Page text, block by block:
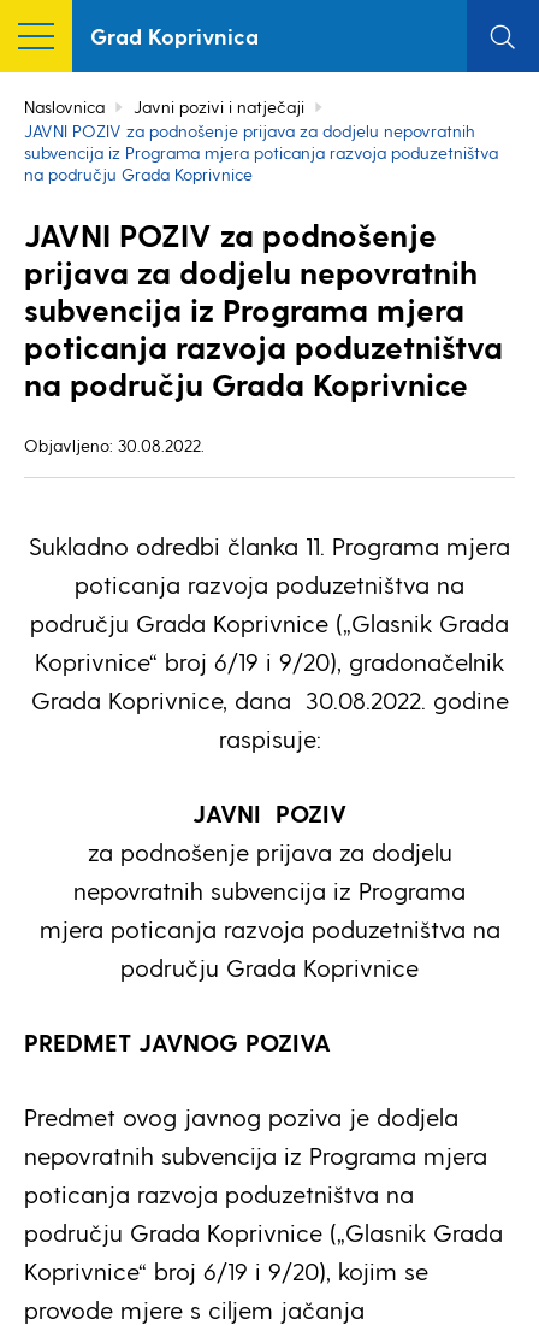
Grad Koprivnica
Naslovnica
Javni pozivi i natječaji
JAVNI POZIV za podnošenje prijava za dodjelu nepovratnih
subvencija iz Programa mjera poticanja razvoja poduzetništva
na području Grada Koprivnice
JAVNI POZIV za podnošenje
prijava za dodjelu nepovratnih
subvencija iz Programa mjera
poticanja razvoja poduzetništva
na području Grada Koprivnice
Objavljeno: 30.08.2022.
Sukladno odredbi članka 11. Programa mjera
poticanja razvoja poduzetništva na
području Grada Koprivnice („Glasnik Grada
Koprivnice“ broj 6/19 i 9/20), gradonačelnik
Grada Koprivnice, dana 30.08.2022. godine
raspisuje:
JAVNI POZIV
za podnošenje prijava za dodjelu
nepovratnih subvencija iz Programa
mjera poticanja razvoja poduzetništva na
području Grada Koprivnice
PREDMET JAVNOG POZIVA
Predmet ovog javnog poziva je dodjela
nepovratnih subvencija iz Programa mjera
poticanja razvoja poduzetništva na
području Grada Koprivnice („Glasnik Grada
Koprivnice“ broj 6/19 i 9/20), kojim se
provode mjere s ciljem jačanja